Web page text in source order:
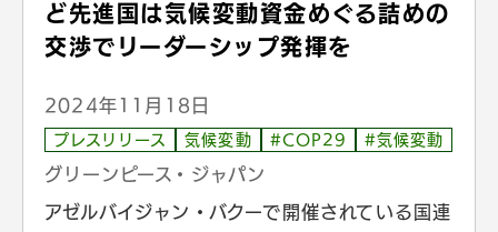
ど先進国は気候変動資金めぐる詰めの
交渉でリーダーシップ発揮を
2024年11月18日
プレスリリース 気候変動 #COP29 #気候変動
グリーンピース・ジャパン
アゼルバイジャン・バクーで開催されている国連